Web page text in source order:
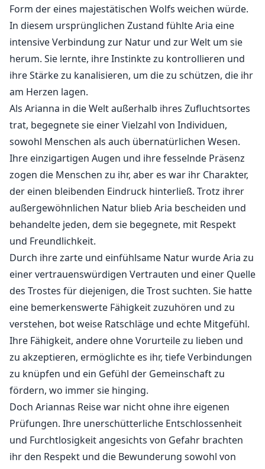
Form der eines majestätischen Wolfs weichen würde.
In diesem ursprünglichen Zustand fühlte Aria eine
intensive Verbindung zur Natur und zur Welt um sie
herum. Sie lernte, ihre Instinkte zu kontrollieren und
ihre Stärke zu kanalisieren, um die zu schützen, die ihr
am Herzen lagen.
Als Arianna in die Welt außerhalb ihres Zufluchtsortes
trat, begegnete sie einer Vielzahl von Individuen,
sowohl Menschen als auch übernatürlichen Wesen.
Ihre einzigartigen Augen und ihre fesselnde Präsenz
zogen die Menschen zu ihr, aber es war ihr Charakter,
der einen bleibenden Eindruck hinterließ. Trotz ihrer
außergewöhnlichen Natur blieb Aria bescheiden und
behandelte jeden, dem sie begegnete, mit Respekt
und Freundlichkeit.
Durch ihre zarte und einfühlsame Natur wurde Aria zu
einer vertrauenswürdigen Vertrauten und einer Quelle
des Trostes für diejenigen, die Trost suchten. Sie hatte
eine bemerkenswerte Fähigkeit zuzuhören und zu
verstehen, bot weise Ratschläge und echte Mitgefühl.
Ihre Fähigkeit, andere ohne Vorurteile zu lieben und
zu akzeptieren, ermöglichte es ihr, tiefe Verbindungen
zu knüpfen und ein Gefühl der Gemeinschaft zu
fördern, wo immer sie hinging.
Doch Ariannas Reise war nicht ohne ihre eigenen
Prüfungen. Ihre unerschütterliche Entschlossenheit
und Furchtlosigkeit angesichts von Gefahr brachten
ihr den Respekt und die Bewunderung sowohl von